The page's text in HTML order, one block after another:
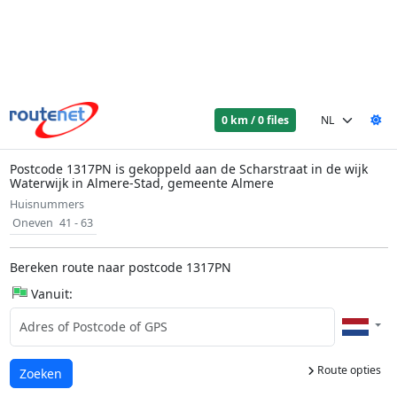
0 km / 0 files
Postcode 1317PN is gekoppeld aan de Scharstraat in de wijk
Waterwijk in Almere-Stad, gemeente Almere
Huisnummers
Oneven 41 - 63
Bereken route naar postcode 1317PN
Vanuit:
Route opties
Laden...
Zoeken